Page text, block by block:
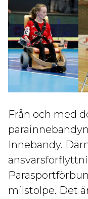
Från och med
Innebandy.
milstolpe. Det